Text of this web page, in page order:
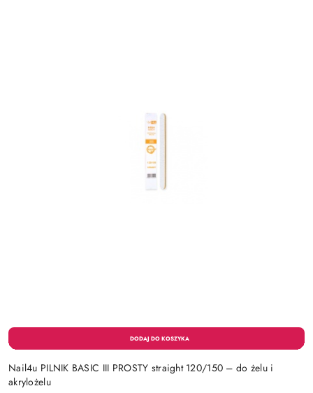
Nail4u PILNIK BASIC III PROSTY straight 120/150 – do żelu i
akrylożelu